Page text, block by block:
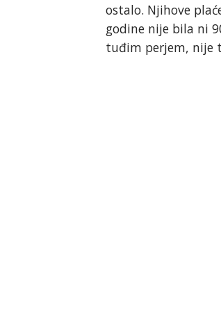
ostalo. Njihove
godine nije bila ni
tuđim perjem, nije